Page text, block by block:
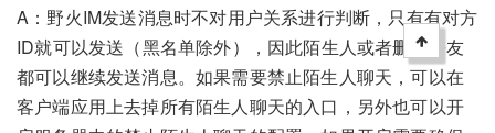
A：野火IM发送消息时不对用户关系进行判断，只有有对方
ID就可以发送（黑名单除外），因此陌生人或者删除好友
都可以继续发送消息。如果需要禁止陌生人聊天，可以在
客户端应用上去掉所有陌生人聊天的入口，另外也可以开